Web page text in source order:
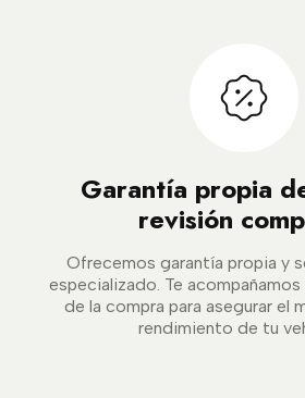
Garantía propia
revisión
Ofrecemos garantía propia y
especializado. Te
de la compra para asegurar el
rendimiento de tu